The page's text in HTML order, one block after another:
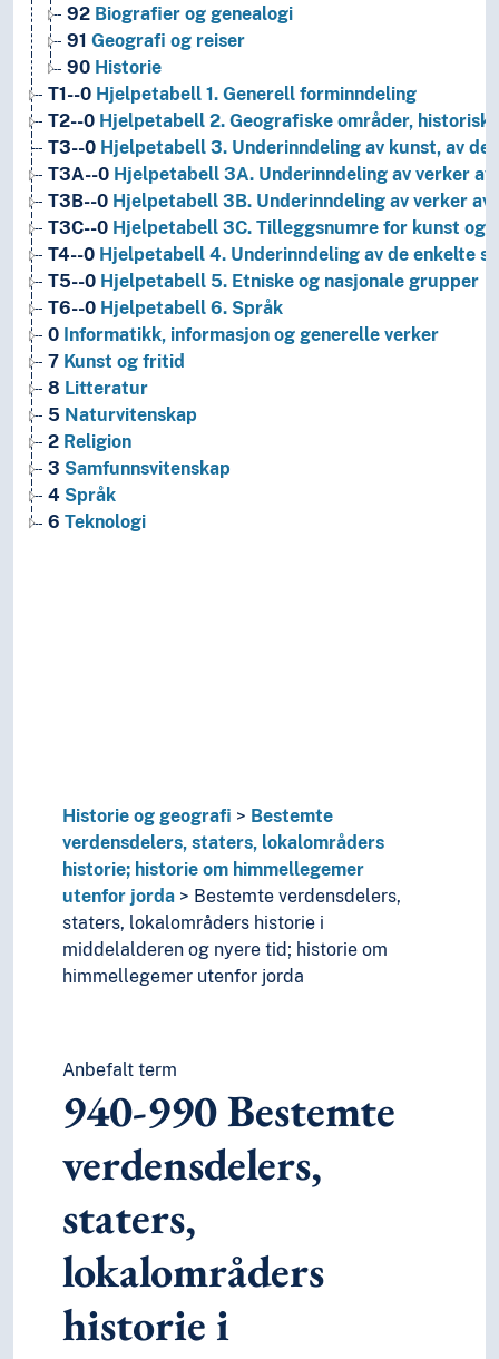
92 Biografier og genealogi
91 Geografi og reiser
90 Historie
T1--0 Hjelpetabell 1. Generell forminndeling
T2--0 Hjelpetabell 2. Geografiske områder,
T3--0 Hjelpetabell 3. Underinndeling av kunst, av
T3A--0 Hjelpetabell 3A. Underinndeling av verker
T3B--0 Hjelpetabell 3B. Underinndeling av verker
T3C--0 Hjelpetabell 3C. Tilleggsnumre for kunst og
T4--0 Hjelpetabell 4. Underinndeling av de enkelte
T5--0 Hjelpetabell 5. Etniske og nasjonale grupper
T6--0 Hjelpetabell 6. Språk
0 Informatikk, informasjon og generelle verker
7 Kunst og fritid
8 Litteratur
5 Naturvitenskap
2 Religion
3 Samfunnsvitenskap
4 Språk
6 Teknologi
Historie og geografi
Bestemte
verdensdelers, staters, lokalområders
historie; historie om himmellegemer
utenfor jorda
Bestemte verdensdelers,
staters, lokalområders historie i
middelalderen og nyere tid; historie om
himmellegemer utenfor jorda
Anbefalt term
940-990Bestemte
verdensdelers,
staters,
lokalområders
historie i